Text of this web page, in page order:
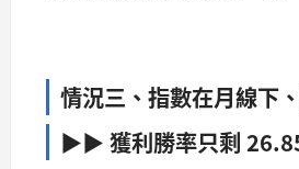
情況三、 指數在月線下
▶▶ 獲利勝率只剩